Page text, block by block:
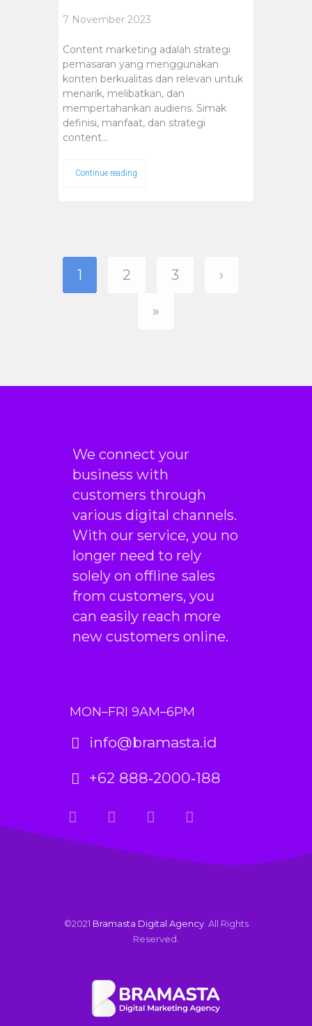
7 November 2023
Content marketing adalah strategi
pemasaran yang menggunakan
konten berkualitas dan relevan untuk
menarik, melibatkan, dan
mempertahankan audiens. Simak
definisi, manfaat, dan strategi
content…
Continue reading
1 2 3 ›
»
We connect your
business with
customers through
various digital channels.
With our service, you no
longer need to rely
solely on offline sales
from customers, you
can easily reach more
new customers online.
MON–FRI 9AM–6PM
info@bramasta.id
+62 888‑2000‑188
©2021 Bramasta Digital Agency. All Rights
Reserved.